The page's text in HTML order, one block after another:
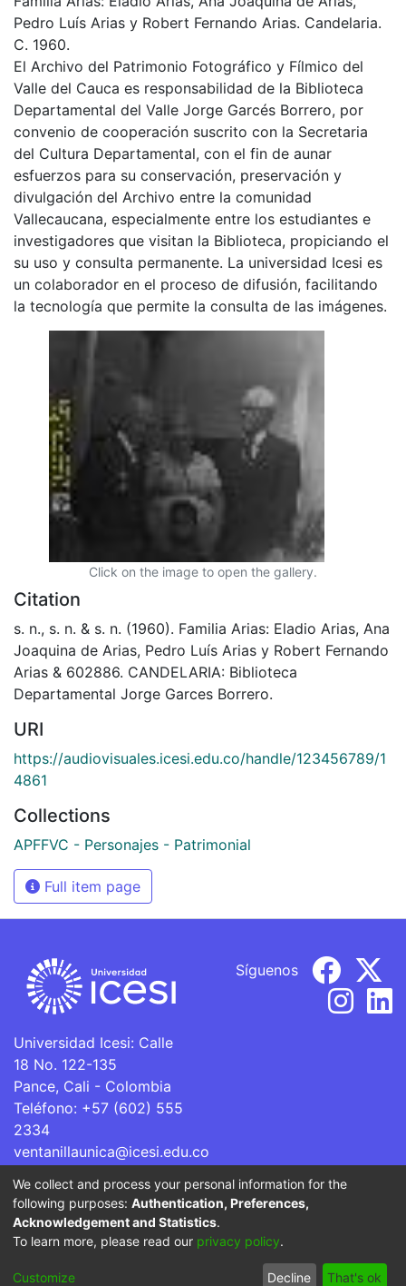
Pedro Luís Arias y Robert Fernando Arias. Candelaria.
C. 1960.
El Archivo del Patrimonio Fotográfico y Fílmico del
Valle del Cauca es responsabilidad de la Biblioteca
Departamental del Valle Jorge Garcés Borrero, por
convenio de cooperación suscrito con la Secretaria
del Cultura Departamental, con el fin de aunar
esfuerzos para su conservación, preservación y
divulgación del Archivo entre la comunidad
Vallecaucana, especialmente entre los estudiantes e
investigadores que visitan la Biblioteca, propiciando el
su uso y consulta permanente. La universidad Icesi es
un colaborador en el proceso de difusión, facilitando
la tecnología que permite la consulta de las imágenes.
Click on the image to open the gallery.
Citation
s. n., s. n. & s. n. (1960). Familia Arias: Eladio Arias, Ana
Joaquina de Arias, Pedro Luís Arias y Robert Fernando
Arias & 602886. CANDELARIA: Biblioteca
Departamental Jorge Garces Borrero.
URI
https://audiovisuales.icesi.edu.co/handle/123456789/1
4861
Collections
APFFVC - Personajes - Patrimonial
Full item page
Universidad Icesi: Calle
18 No. 122-135
Pance, Cali - Colombia
Teléfono: +57 (602) 555
2334
ventanillaunica@icesi.edu.co
Síguenos
La Universidad Icesi es una Institución de Educación
Superior que se encuentra sujeta a inspección y vigilancia
por parte del Ministerio de Educación Nacional.
Cookie
End User
Send
We collect and process your personal information for the
following purposes: Authentication, Preferences,
Acknowledgement and Statistics.
To learn more, please read our privacy policy.
Customize Decline That's ok